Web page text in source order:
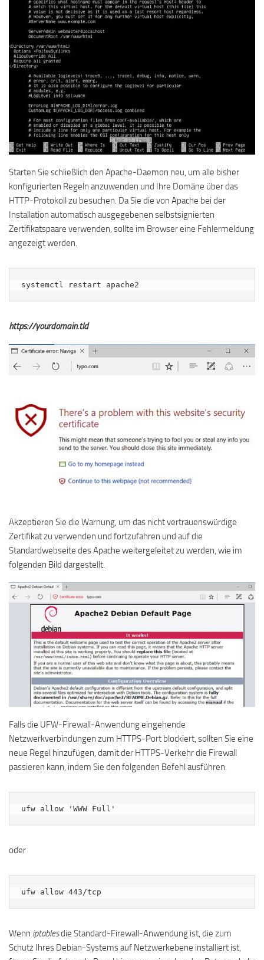
Starten Sie schließlich den Apache-Daemon neu, um alle bisher
konfigurierten Regeln anzuwenden und Ihre Domäne über das
HTTP-Protokoll zu besuchen. Da Sie die von Apache bei der
Installation automatisch ausgegebenen selbstsignierten
Zertifikatspaare verwenden, sollte im Browser eine Fehlermeldung
angezeigt werden.
systemctl restart apache2
https://yourdomain.tld
Akzeptieren Sie die Warnung, um das nicht vertrauenswürdige
Zertifikat zu verwenden und fortzufahren und auf die
Standardwebseite des Apache weitergeleitet zu werden, wie im
folgenden Bild dargestellt.
Falls die UFW-Firewall-Anwendung eingehende
Netzwerkverbindungen zum HTTPS-Port blockiert, sollten Sie eine
neue Regel hinzufügen, damit der HTTPS-Verkehr die Firewall
passieren kann, indem Sie den folgenden Befehl ausführen.
ufw allow 'WWW Full'
oder
ufw allow 443/tcp
Wenn iptablesdie Standard-Firewall-Anwendung ist, die zum
Schutz Ihres Debian-Systems auf Netzwerkebene installiert ist,